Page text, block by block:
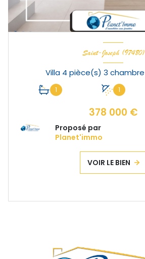
Saint-Joseph (97480)
1 1
378 000 €
Proposé par
Planet'immo
VOIR LE BIEN